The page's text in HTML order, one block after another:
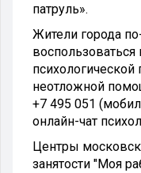
патруль».
Жители города
воспользоваться
неотложной
+7 495 051
онлайн-чат
Центры
занятости "Моя